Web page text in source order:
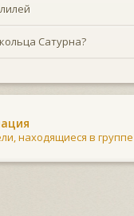
Сатурна?
находящиеся в группе